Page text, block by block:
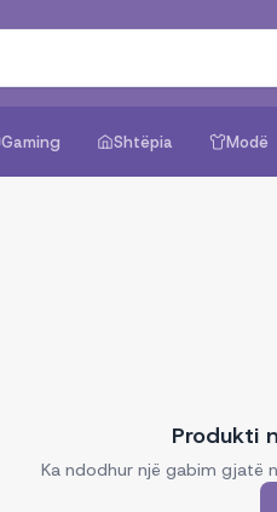
Gaming Shtëpia Modë
Produkti
Ka ndodhur një gabim gjatë